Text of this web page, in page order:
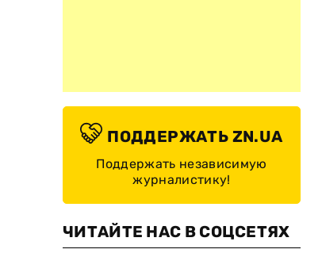
ПОДДЕРЖАТЬ ZN.UA
Поддержать независимую
журналистику!
ЧИТАЙТЕ НАС В СОЦСЕТЯХ